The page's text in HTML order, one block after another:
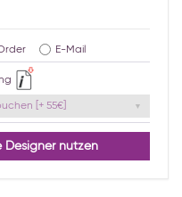
E-Mail
[+ 55€]
Designer nutzen